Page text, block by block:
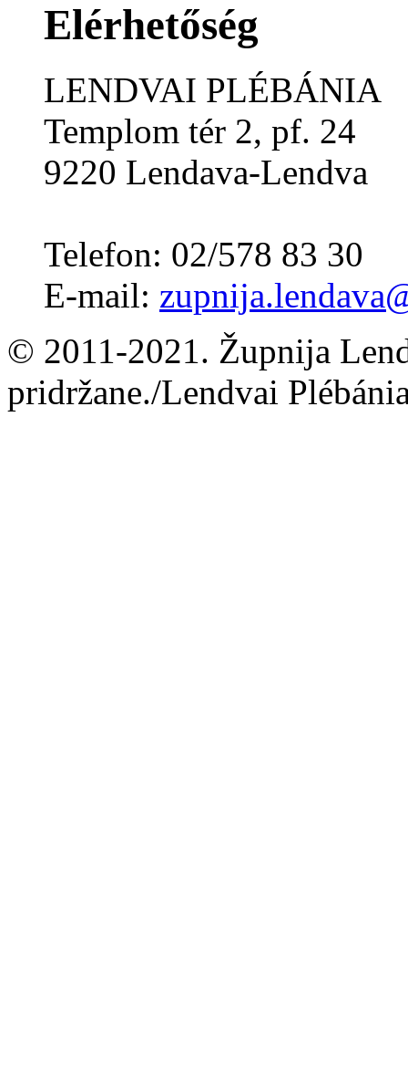
Elérhetőség
LENDVAI PLÉBÁNIA
Templom tér 2, pf. 24
9220 Lendava-Lendva
Telefon: 02/578 83 30
E-mail:
© 2011-2021. Župnija
pridržane./Lendvai